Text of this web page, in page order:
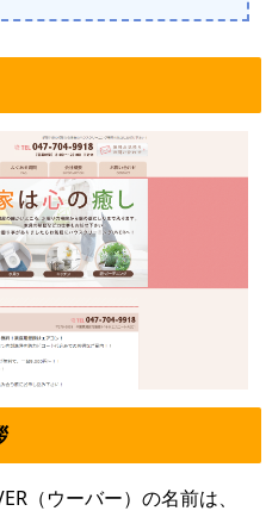
（ウーバー）の名前は、